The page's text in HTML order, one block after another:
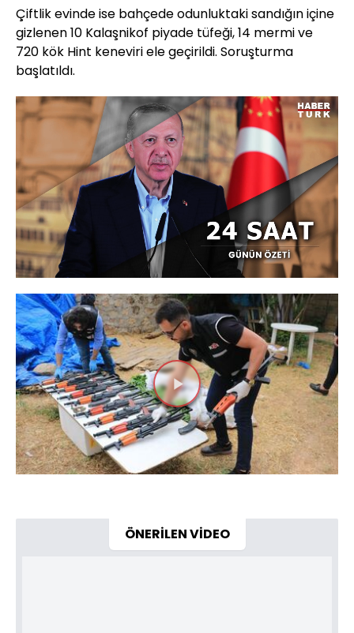
Çiftlik evinde ise bahçede odunluktaki sandığın içine
gizlenen 10 Kalaşnikof piyade tüfeği, 14 mermi ve
720 kök Hint keneviri ele geçirildi. Soruşturma
başlatıldı.
Sesi
Aç
Yüklendi
23.49%
Oynatma
Hızı
Videoyu
Oynat
ÖNERİLEN VİDEO